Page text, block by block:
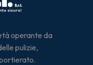
operante da
pulizie,